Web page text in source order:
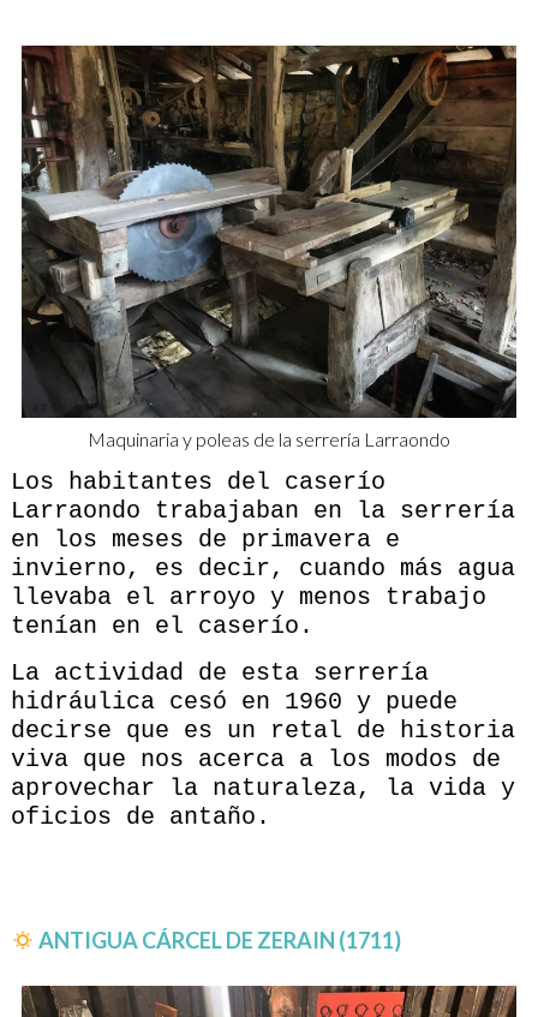
Maquinaria y poleas de la serrería Larraondo
Los habitantes del caserío
Larraondo trabajaban en la serrería
en los meses de primavera e
invierno, es decir, cuando más agua
llevaba el arroyo y menos trabajo
tenían en el caserío.
La actividad de esta serrería
hidráulica cesó en 1960 y puede
decirse que es un retal de historia
viva que nos acerca a los modos de
aprovechar la naturaleza, la vida y
oficios de antaño.
ANTIGUA CÁRCEL DE ZERAIN (1711)